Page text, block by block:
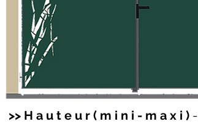
>> H a u t e u r ( m i n i - m a x i ) -